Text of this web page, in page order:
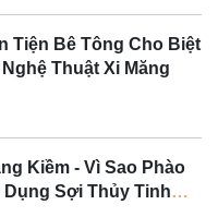
Tiện Bê Tông Cho Biệt
Thuật Xi Măng
Kiềm - Vì Sao Phào
Sợi Thủy Tinh